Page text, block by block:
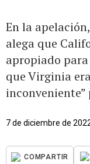
En la
alega que
apropiado
que Virginia
inconveniente”
7 de diciembre de
COMPARTIR